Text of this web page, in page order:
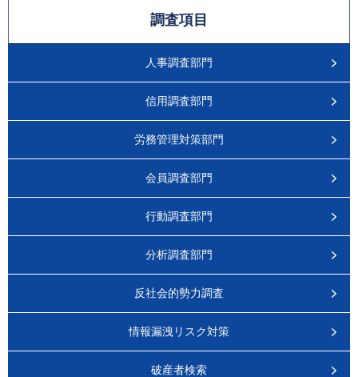
調査項目
人事調査部門
信用調査部門
労務管理対策部門
会員調査部門
行動調査部門
分析調査部門
反社会的勢力調査
情報漏洩リスク対策
破産者検索